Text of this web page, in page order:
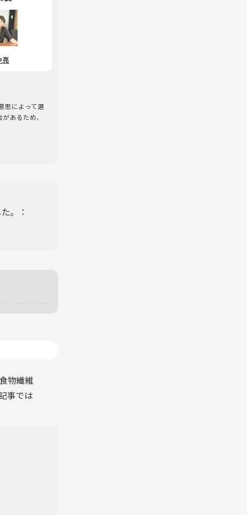
亮
思によって選
あるため、
。：
物繊維
事では